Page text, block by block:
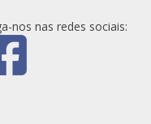
nos nas redes sociais: